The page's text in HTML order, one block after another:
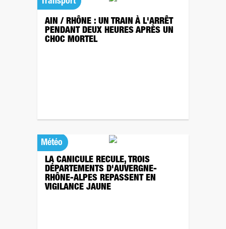
AIN / RHÔNE : UN TRAIN À L'ARRÊT
PENDANT DEUX HEURES APRÈS UN
CHOC MORTEL
Météo
LA CANICULE RECULE, TROIS
DÉPARTEMENTS D'AUVERGNE-
RHÔNE-ALPES REPASSENT EN
VIGILANCE JAUNE